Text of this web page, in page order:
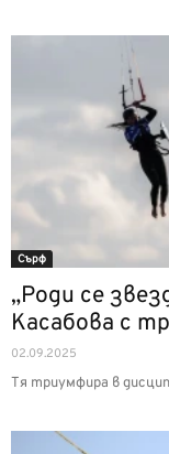
Сърф
„Роди се
Касабова с
02.09.2025
Тя триумфира в